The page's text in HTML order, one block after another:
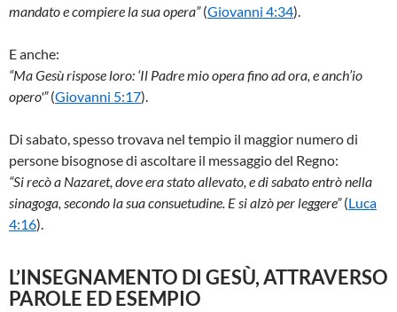
mandato e compiere la sua opera”(Giovanni 4:34).
E anche:
“Ma Gesù rispose loro: ‘Il Padre mio opera fino ad ora, e anch’io
opero'”(Giovanni 5:17).
Di sabato, spesso trovava nel tempio il maggior numero di
persone bisognose di ascoltare il messaggio del Regno:
“Si recò a Nazaret, dove era stato allevato, e di sabato entrò nella
sinagoga, secondo la sua consuetudine. E si alzò per leggere”(Luca
4:16).
L’INSEGNAMENTO DI GESÙ,ATTRAVERSO
PAROLE ED ESEMPIO